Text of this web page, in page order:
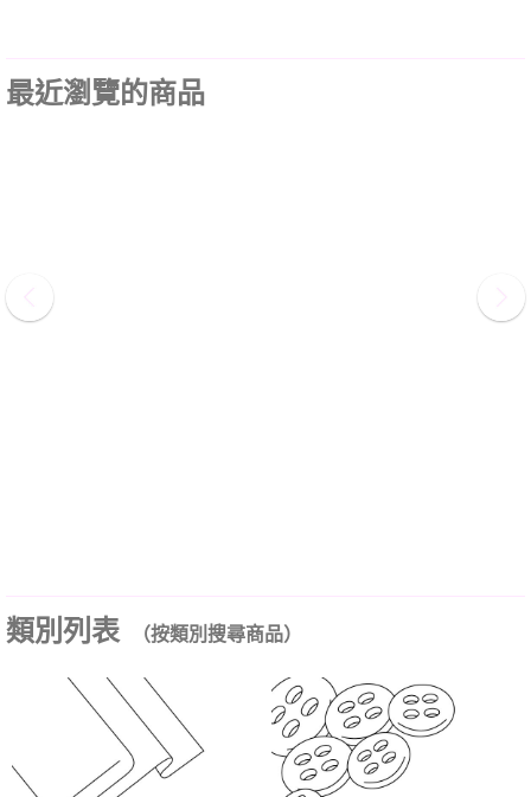
最近瀏覽的商品
類別列表 （按類別搜尋商品）